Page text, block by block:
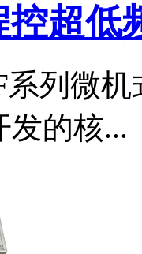
超低
列微
发的核...